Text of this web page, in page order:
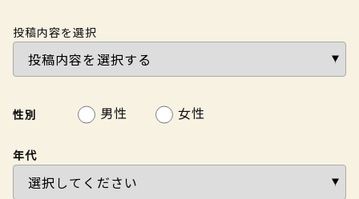
投稿内容を選択
性別 男性 女性
年代